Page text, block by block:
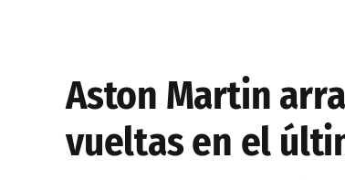
Aston Martin
vueltas en el